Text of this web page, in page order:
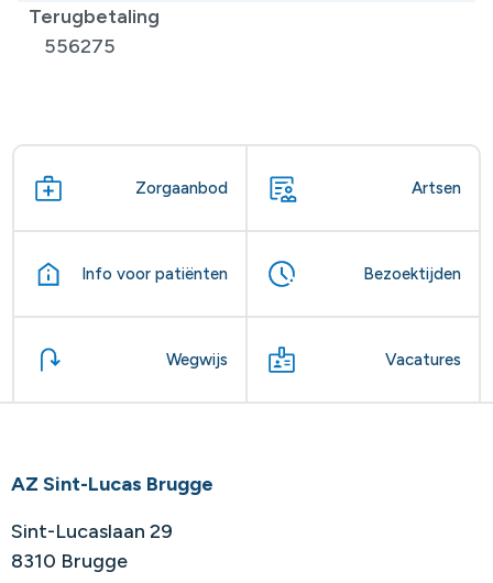
Terugbetaling
556275
Zorgaanbod Artsen
Info voor patiënten Bezoektijden
Wegwijs Vacatures
AZ Sint-Lucas Brugge
Sint-Lucaslaan 29
8310 Brugge